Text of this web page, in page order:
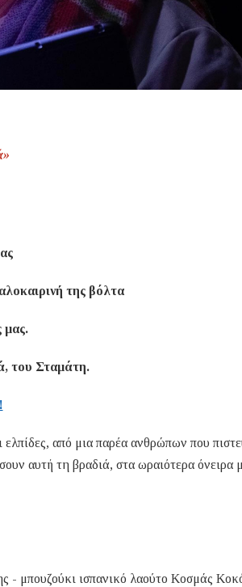
της βόλτα
μας.
του Σταμάτη.
από μια παρέα ανθρώπων που
αυτή τη βραδιά, στα ωραιότερα όνειρα
- μπουζούκι ισπανικό λαούτο Κοσμάς